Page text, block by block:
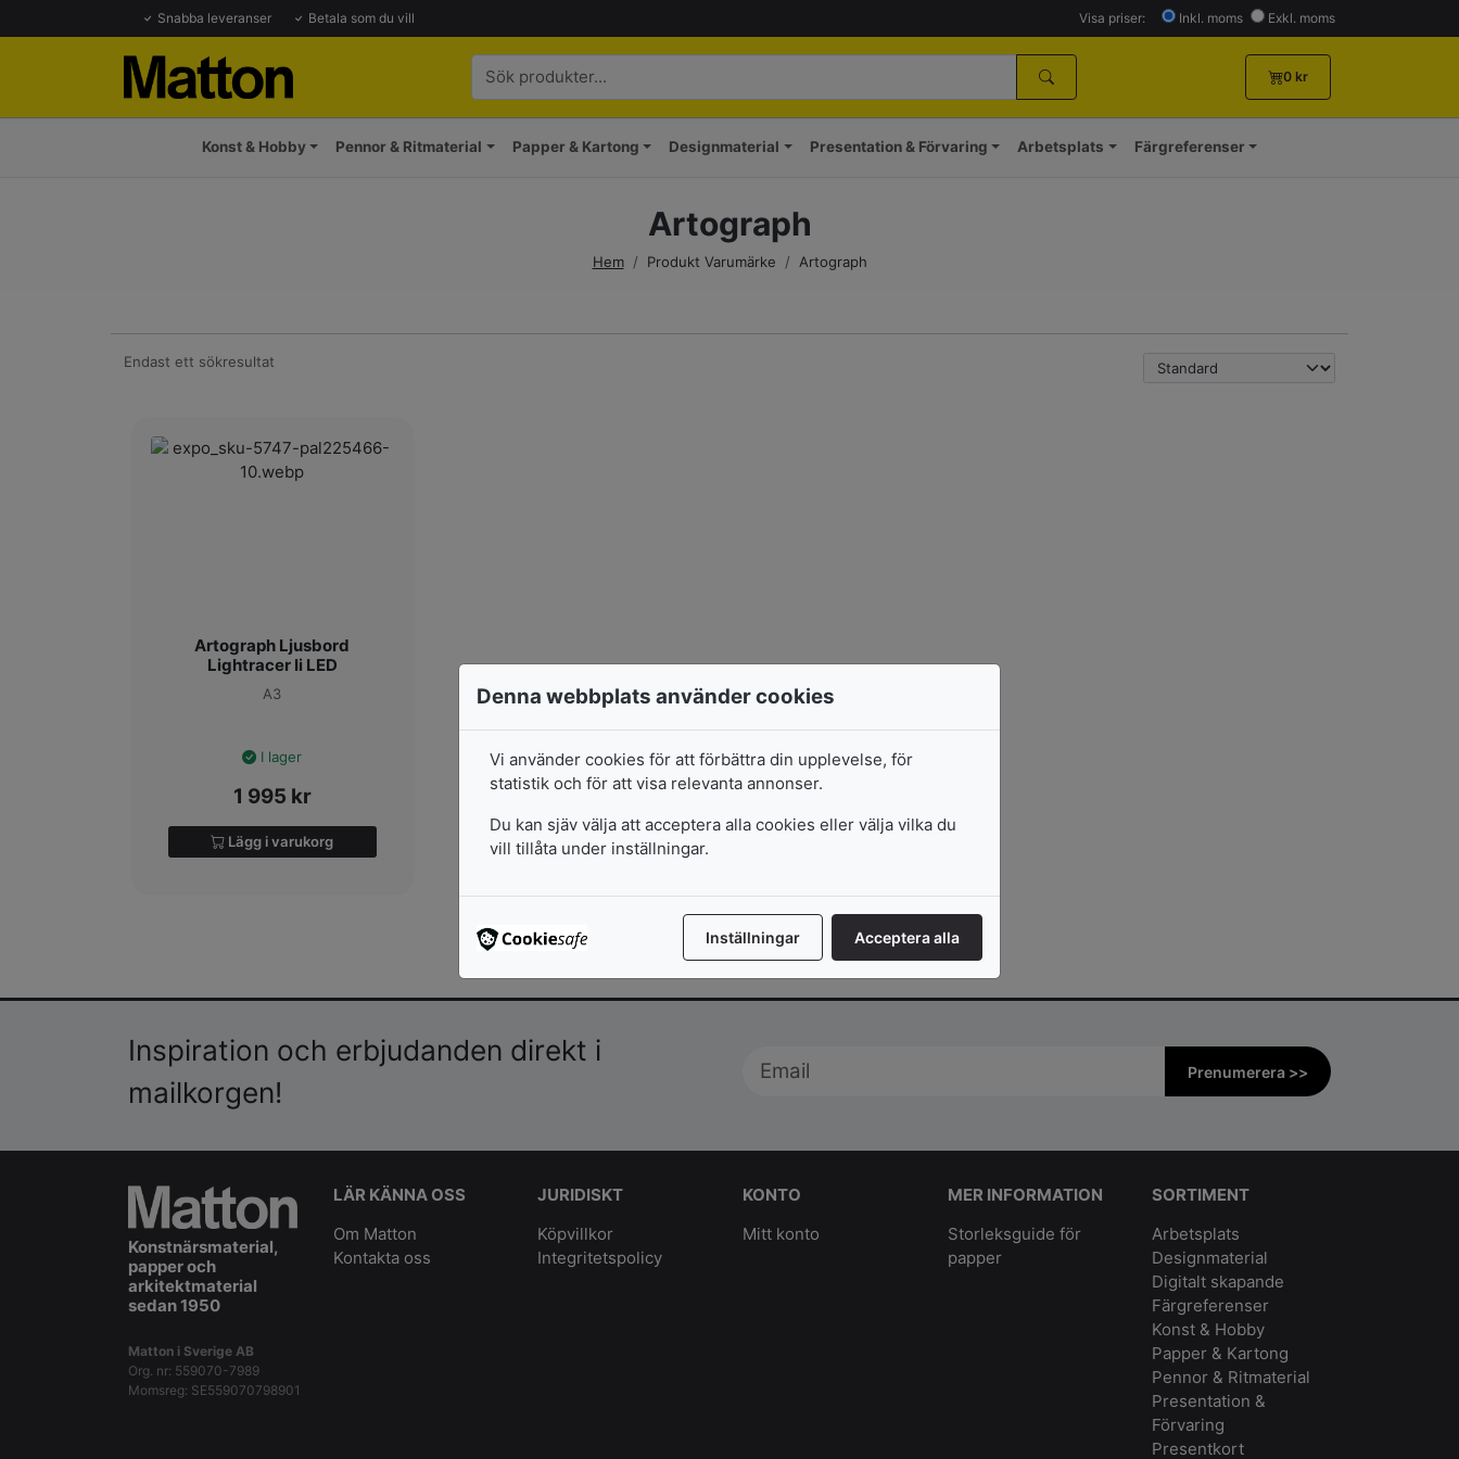
Snabba leveranser Betala som du vill Visa priser: Inkl. moms Exkl. moms
0 kr
Konst & Hobby Pennor & Ritmaterial Papper & Kartong Designmaterial Presentation & Förvaring Arbetsplats Färgreferenser
Artograph
Hem / Produkt Varumärke / Artograph
Endast ett sökresultat
Artograph Ljusbord
Lightracer Ii LED
A3
I lager
1 995 kr
Lägg i varukorg
Inspiration och erbjudanden direkt i
mailkorgen!
Prenumerera >>
Konstnärsmaterial,
papper och
arkitektmaterial
sedan 1950
Matton i Sverige AB
Org. nr: 559070-7989
Momsreg: SE559070798901
LÄR KÄNNA OSS
Om Matton
Kontakta oss
JURIDISKT
Köpvillkor
Integritetspolicy
KONTO
Mitt konto
MER INFORMATION
Storleksguide för
papper
SORTIMENT
Arbetsplats
Designmaterial
Digitalt skapande
Färgreferenser
Konst & Hobby
Papper & Kartong
Pennor & Ritmaterial
Presentation &
Förvaring
Presentkort
Denna webbplats använder cookies
Vi använder cookies för att förbättra din upplevelse, för
statistik och för att visa relevanta annonser.
Du kan sjäv välja att acceptera alla cookies eller välja vilka du
vill tillåta under inställningar.
Inställningar Acceptera alla